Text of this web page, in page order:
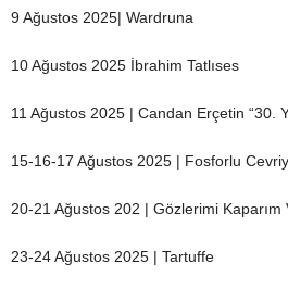
9 Ağustos 2025| Wardruna
10 Ağustos 2025 İbrahim Tatlıses
11 Ağustos 2025 | Candan Erçetin “30.
15-16-17 Ağustos 2025 | Fosforlu
20-21 Ağustos 202 | Gözlerimi Kaparım
23-24 Ağustos 2025 | Tartuffe